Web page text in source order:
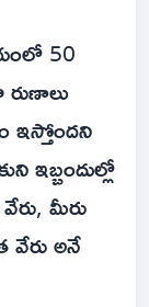
50
ఇస్తోందని
ఇబ్బందుల్లో
మీరు
వేరు అనే